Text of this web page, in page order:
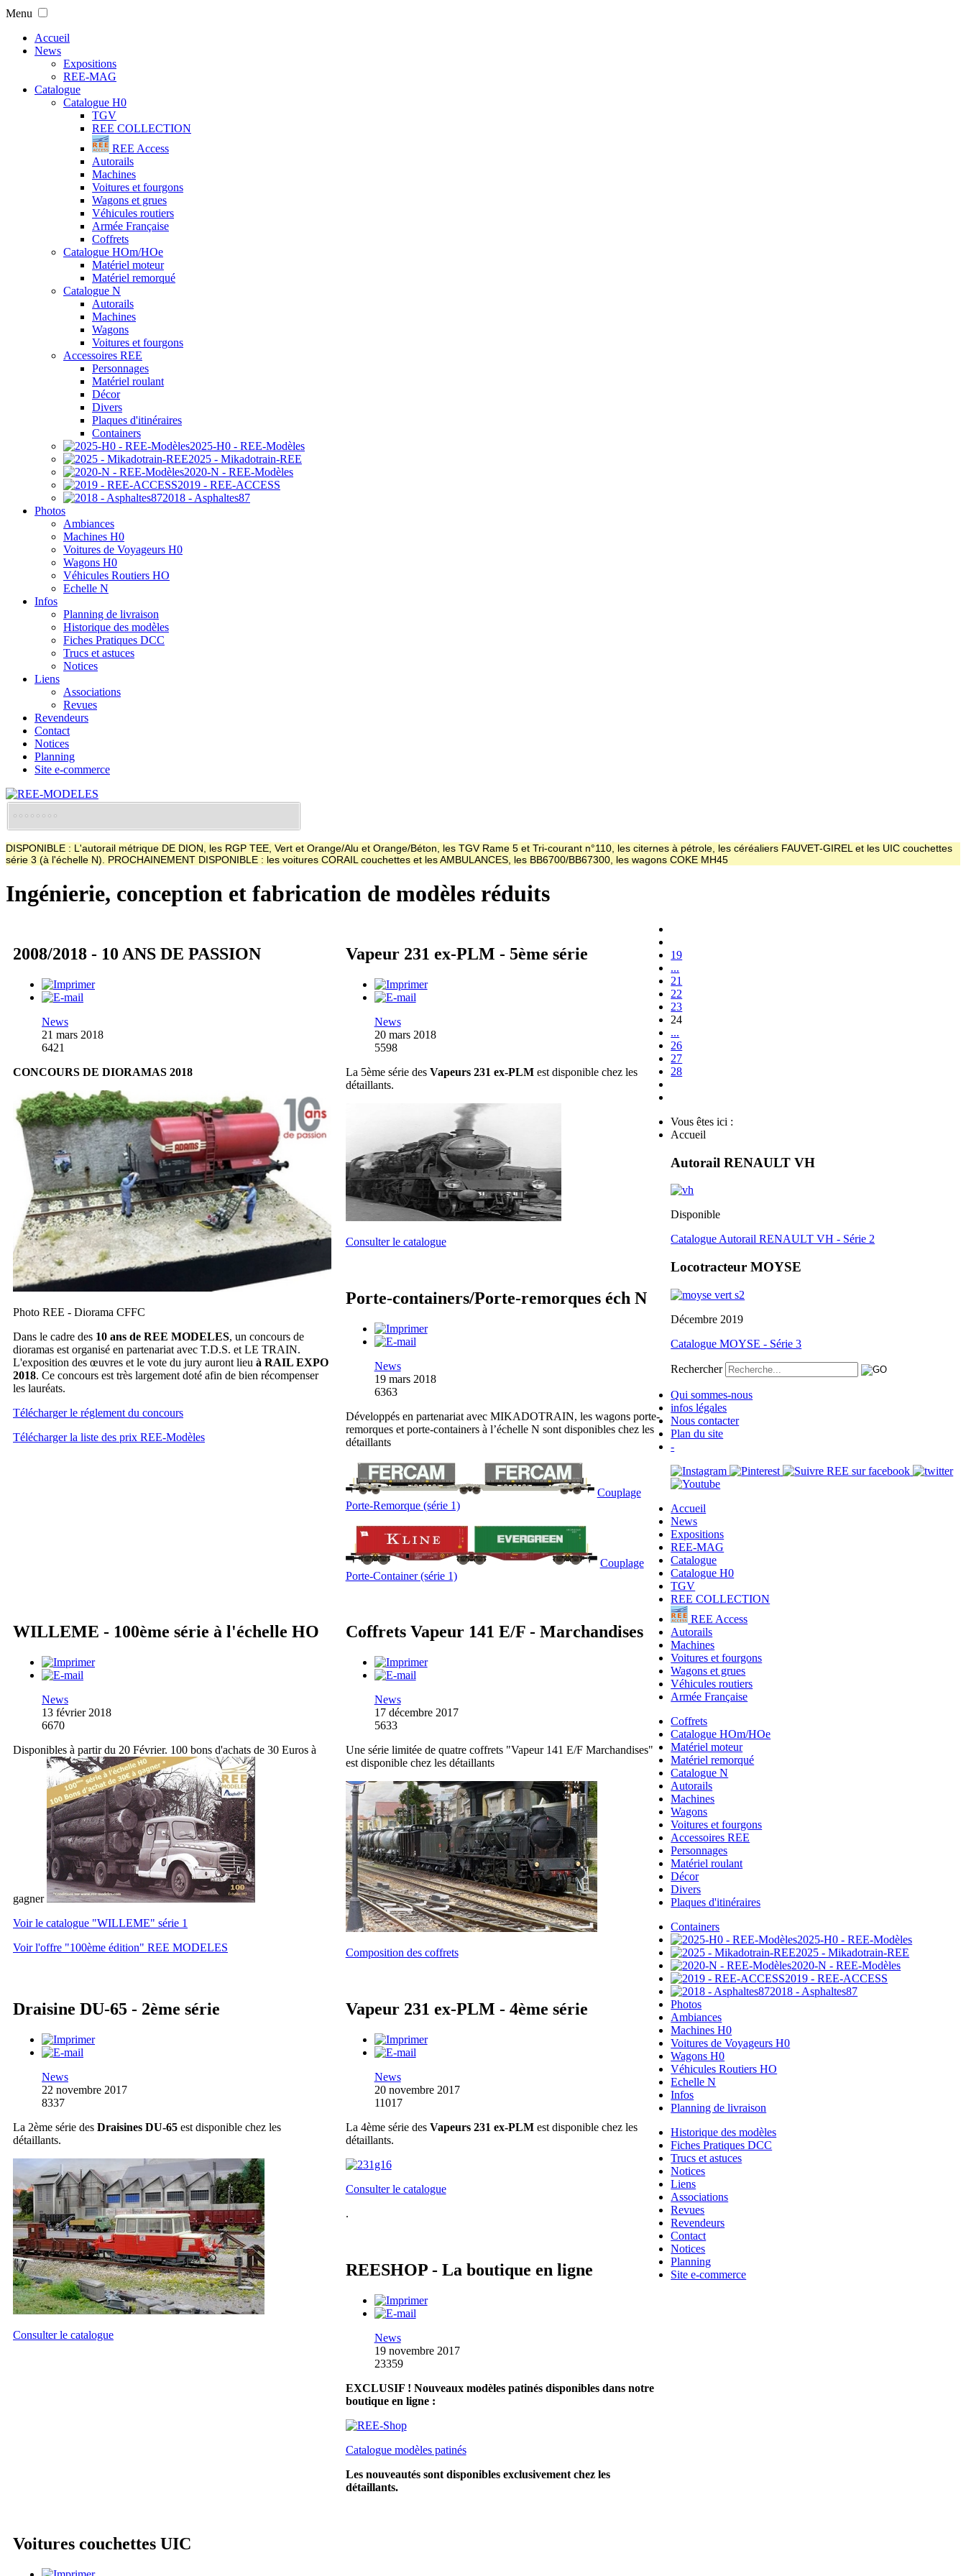
Menu
Accueil
News
Expositions
REE-MAG
Catalogue
Catalogue H0
TGV
REE COLLECTION
REE Access
Autorails
Machines
Voitures et fourgons
Wagons et grues
Véhicules routiers
Armée Française
Coffrets
Catalogue HOm/HOe
Matériel moteur
Matériel remorqué
Catalogue N
Autorails
Machines
Wagons
Voitures et fourgons
Accessoires REE
Personnages
Matériel roulant
Décor
Divers
Plaques d'itinéraires
Containers
2025-H0 - REE-Modèles
2025 - Mikadotrain-REE
2020-N - REE-Modèles
2019 - REE-ACCESS
2018 - Asphaltes87
Photos
Ambiances
Machines H0
Voitures de Voyageurs H0
Wagons H0
Véhicules Routiers HO
Echelle N
Infos
Planning de livraison
Historique des modèles
Fiches Pratiques DCC
Trucs et astuces
Notices
Liens
Associations
Revues
Revendeurs
Contact
Notices
Planning
Site e-commerce
DISPONIBLE : L'autorail métrique DE DION, les RGP TEE, Vert et Orange/Alu et Orange/Béton, les TGV Rame 5 et Tri-courant n°110, les citernes à pétrole, les céréaliers FAUVET-GIREL et les UIC couchettes
série 3 (à l'échelle N). PROCHAINEMENT DISPONIBLE : les voitures CORAIL couchettes et les AMBULANCES, les BB6700/BB67300, les wagons COKE MH45
Ingénierie, conception et fabrication de modèles réduits
2008/2018 - 10 ANS DE PASSION
News
21 mars 2018
6421
CONCOURS DE DIORAMAS 2018
Photo REE - Diorama CFFC
Dans le cadre des 10 ans de REE MODELES, un concours de
dioramas est organisé en partenariat avec T.D.S. et LE TRAIN.
L'exposition des œuvres et le vote du jury auront lieu à RAIL EXPO
2018. Ce concours est très largement doté afin de bien récompenser
les lauréats.
Télécharger le réglement du concours
Télécharger la liste des prix REE-Modèles
Vapeur 231 ex-PLM - 5ème série
News
20 mars 2018
5598
La 5ème série des Vapeurs 231 ex-PLMest disponible chez les
détaillants.
Consulter le catalogue
Porte-containers/Porte-remorques éch N
News
19 mars 2018
6363
Développés en partenariat avec MIKADOTRAIN, les wagons porte-
remorques et porte-containers à l’échelle N sont disponibles chez les
détaillants
Couplage
Porte-Remorque (série 1)
Couplage
Porte-Container (série 1)
WILLEME - 100ème série à l'échelle HO
News
13 février 2018
6670
Disponibles à partir du 20 Février. 100 bons d'achats de 30 Euros à
gagner
Voir le catalogue "WILLEME" série 1
Voir l'offre "100ème édition" REE MODELES
Coffrets Vapeur 141 E/F - Marchandises
News
17 décembre 2017
5633
Une série limitée de quatre coffrets "Vapeur 141 E/F Marchandises"
est disponible chez les détaillants
Composition des coffrets
Draisine DU-65 - 2ème série
News
22 novembre 2017
8337
La 2ème série des Draisines DU-65 est disponible chez les
détaillants.
Consulter le catalogue
Vapeur 231 ex-PLM - 4ème série
News
20 novembre 2017
11017
La 4ème série des Vapeurs 231 ex-PLMest disponible chez les
détaillants.
Consulter le catalogue
.
REESHOP - La boutique en ligne
News
19 novembre 2017
23359
EXCLUSIF ! Nouveaux modèles patinés disponibles dans notre
boutique en ligne :
Catalogue modèles patinés
Les nouveautés sont disponibles exclusivement chez les
détaillants.
Voitures couchettes UIC
19
...
21
22
23
24
...
26
27
28
Vous êtes ici :
Accueil
Autorail RENAULT VH
Disponible
Catalogue Autorail RENAULT VH - Série 2
Locotracteur MOYSE
Décembre 2019
Catalogue MOYSE - Série 3
Rechercher
Qui sommes-nous
infos légales
Nous contacter
Plan du site
-
Accueil
News
Expositions
REE-MAG
Catalogue
Catalogue H0
TGV
REE COLLECTION
REE Access
Autorails
Machines
Voitures et fourgons
Wagons et grues
Véhicules routiers
Armée Française
Coffrets
Catalogue HOm/HOe
Matériel moteur
Matériel remorqué
Catalogue N
Autorails
Machines
Wagons
Voitures et fourgons
Accessoires REE
Personnages
Matériel roulant
Décor
Divers
Plaques d'itinéraires
Containers
2025-H0 - REE-Modèles
2025 - Mikadotrain-REE
2020-N - REE-Modèles
2019 - REE-ACCESS
2018 - Asphaltes87
Photos
Ambiances
Machines H0
Voitures de Voyageurs H0
Wagons H0
Véhicules Routiers HO
Echelle N
Infos
Planning de livraison
Historique des modèles
Fiches Pratiques DCC
Trucs et astuces
Notices
Liens
Associations
Revues
Revendeurs
Contact
Notices
Planning
Site e-commerce